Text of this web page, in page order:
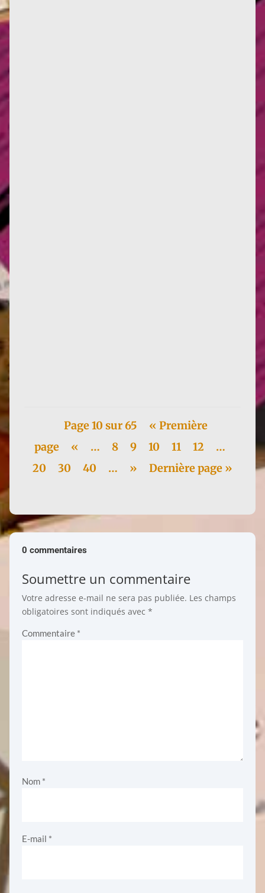
Page 10 sur 65
« Première
page
« … 8 9 10 11 12
…
20
30 40 … » Dernière page »
0 commentaires
Soumettre un commentaire
Votre adresse e-mail ne sera pas publiée. Les champs
obligatoires sont indiqués avec *
Commentaire *
Nom *
E-mail *